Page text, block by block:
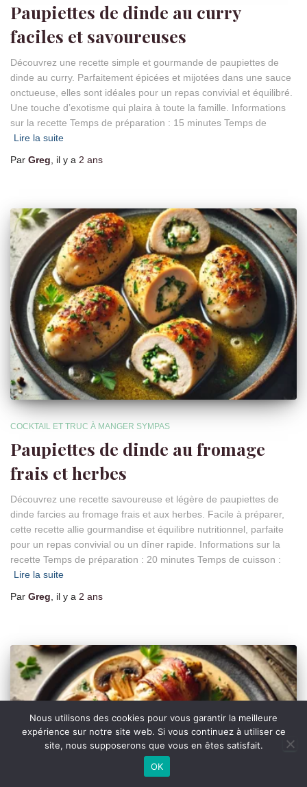
Paupiettes de dinde au curry
faciles et savoureuses
Découvrez une recette simple et gourmande de paupiettes de
dinde au curry. Parfaitement épicées et mijotées dans une sauce
onctueuse, elles sont idéales pour un repas convivial et équilibré.
Une touche d’exotisme qui plaira à toute la famille. Informations
sur la recette Temps de préparation : 15 minutes Temps de
Lire la suite
Par Greg, il y a 2 ans
COCKTAIL ET TRUC À MANGER SYMPAS
Paupiettes de dinde au fromage
frais et herbes
Découvrez une recette savoureuse et légère de paupiettes de
dinde farcies au fromage frais et aux herbes. Facile à préparer,
cette recette allie gourmandise et équilibre nutritionnel, parfaite
pour un repas convivial ou un dîner rapide. Informations sur la
recette Temps de préparation : 20 minutes Temps de cuisson :
Lire la suite
Par Greg , il y a 2 ans
Nous utilisons des cookies pour vous garantir la meilleure
expérience sur notre site web. Si vous continuez à utiliser ce
site, nous supposerons que vous en êtes satisfait.
OK